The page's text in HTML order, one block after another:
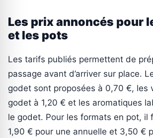
Les prix annoncés pour
et les pots
Les tarifs publiés permettent de
passage avant d’arriver sur place.
godet sont proposées à 0,70 €, les
godet à 1,20 € et les aromatiques
le godet. Pour les formats en pot, il
1,90 € pour une annuelle et 3,50 €